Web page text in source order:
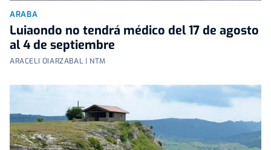
ARABA
Luiaondo no tendrá médico del 17 de agosto
al 4 de septiembre
ARACELI OIARZABAL | NTM